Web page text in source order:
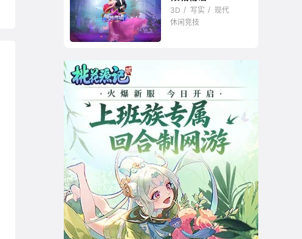
3D社交探险类休闲网
游
3D 写实
现代
休闲竞技